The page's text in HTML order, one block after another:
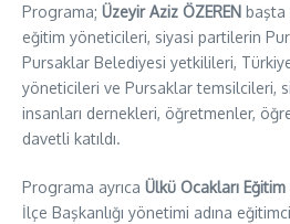
Programa; Üzeyir Aziz ÖZEREN başta
eğitim yöneticileri, siyasi partilerin
Pursaklar Belediyesi yetkilileri,
yöneticileri ve Pursaklar temsilcileri,
insanları dernekleri, öğretmenler,
davetli katıldı.
Programa ayrıca Ülkü Ocakları
İlçe Başkanlığı yönetimi adına